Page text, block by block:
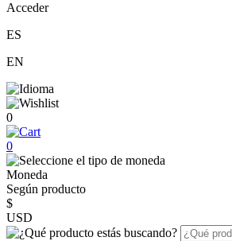
Acceder
ES
EN
0
0
Moneda
Según producto
$
USD